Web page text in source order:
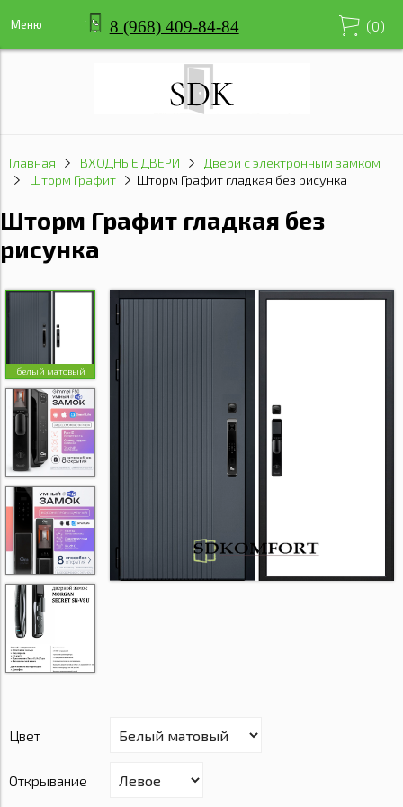
Меню 8 (968) 409-84-84 (0)
Главная ВХОДНЫЕ ДВЕРИ
Двери с электронным замком
Шторм Графит
Шторм Графит гладкая без рисунка
Шторм Графит гладкая без
рисунка
белый матовый
Цвет
Открывание